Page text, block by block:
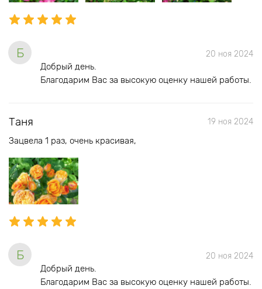
Б 20 ноя 2024
Добрый день.
Благодарим Вас за высокую оценку нашей работы.
Таня 19 ноя 2024
Зацвела 1 раз, очень красивая,
Б 20 ноя 2024
Добрый день.
Благодарим Вас за высокую оценку нашей работы.